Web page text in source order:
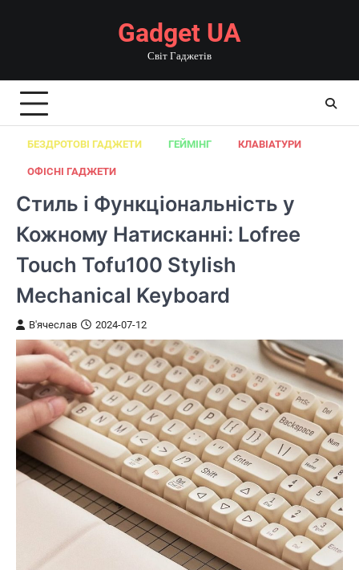
Gadget UA
Світ Гаджетів
БЕЗДРОТОВІ ГАДЖЕТИ ГЕЙМІНГ КЛАВІАТУРИ
ОФІСНІ ГАДЖЕТИ
Стиль і Функціональність у
Кожному Натисканні: Lofree
Touch Tofu100 Stylish
Mechanical Keyboard
В'ячеслав 2024-07-12